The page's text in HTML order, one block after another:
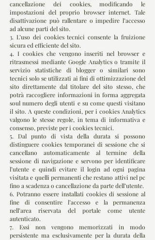
cancellazione dei cookies, modificando le
impostazioni del proprio browser internet. Tale
disattivazione può rallentare o impedire l’accesso
ad alcune parti del sito.
3. L’uso dei cookies tecnici consente la fruizione
sicura ed efficiente del sito.
4. I cookies che vengono inseriti nel browser e
ritrasmessi mediante Google Analytics o tramite il
servizio statistiche di blogger o similari sono
tecnici solo se utilizzati ai fini di ottimizzazione del
sito direttamente dal titolare del sito stesso, che
potrà raccogliere informazioni in forma aggregata
soul numero degli utenti e su come questi visitano
il sito. A queste condizioni, per i cookies Analytics
valgono le stesse regole, in tema di informativa e
consenso, previste per i cookies tecnici.
5. Dal punto di vista della durata si possono
distinguere cookies temporanei di sessione che si
cancellano automaticamente al termine della
sessione di navigazione e servono per identificare
l’utente e quindi evitare il login ad ogni pagina
visitata e quelli permanenti che restano attivi nel pc
fino a scadenza o cancellazione da parte dell’utente.
6. Potranno essere installati cookies di sessione al
fine di consentire l’accesso e la permanenza
nell’area riservata del portale come utente
autenticato.
7. Essi non vengono memorizzati in modo
persistente ma esclusivamente per la durata della